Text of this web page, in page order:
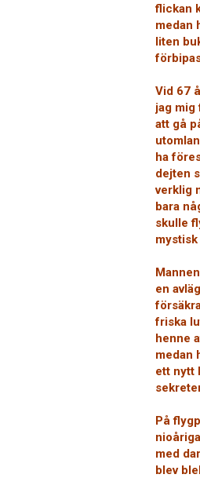
flickan
medan
liten
Vid 67
jag
att gå
ha
dejten
verklig
bara
skulle
en
friska
henne
medan
ett nytt
På
med
blev